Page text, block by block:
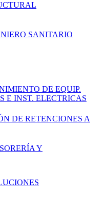
SANITARIO
DE EQUIP.
E INST. ELECTRICAS
DE RETENCIONES A
Y